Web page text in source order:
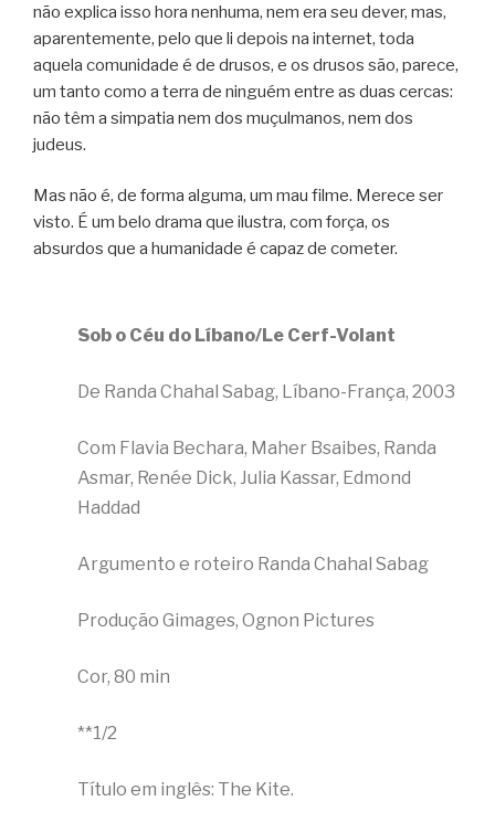
não explica isso hora nenhuma, nem era seu dever, mas,
aparentemente, pelo que li depois na internet, toda
aquela comunidade é de drusos, e os drusos são, parece,
um tanto como a terra de ninguém entre as duas cercas:
não têm a simpatia nem dos muçulmanos, nem dos
judeus.
Mas não é, de forma alguma, um mau filme. Merece ser
visto. É um belo drama que ilustra, com força, os
absurdos que a humanidade é capaz de cometer.
Sob o Céu do Líbano/Le Cerf-Volant
De Randa Chahal Sabag, Líbano-França, 2003
Com Flavia Bechara, Maher Bsaibes, Randa
Asmar, Renée Dick, Julia Kassar, Edmond
Haddad
Argumento e roteiro Randa Chahal Sabag
Produção Gimages, Ognon Pictures
Cor, 80 min
**1/2
Título em inglês: The Kite.